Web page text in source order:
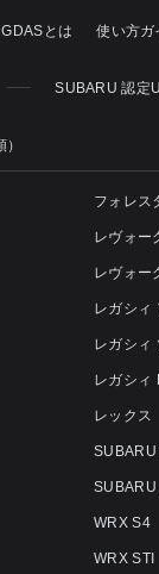
とは 使い方ガ
SUBARU 認定
フォレス
レヴォー
レヴォー
レガシィ
レガシィ
レガシィ
レックス
SUBARU
SUBARU
WRX S4
WRX STI